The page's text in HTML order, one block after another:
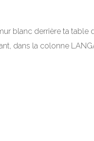
blanc derrière ta
dans la colonne